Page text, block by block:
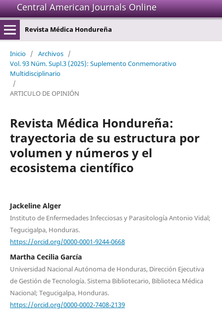
Central American Journals Online
Revista Médica Hondureña
Inicio / Archivos /
Vol. 93 Núm. Supl.3 (2025): Suplemento Conmemorativo
Multidisciplinario
/
ARTICULO DE OPINIÓN
Revista Médica Hondureña:
trayectoria de su estructura por
volumen y números y el
ecosistema científico
Jackeline Alger
Instituto de Enfermedades Infecciosas y Parasitología Antonio Vidal;
Tegucigalpa, Honduras.
https://orcid.org/0000-0001-9244-0668
Martha Cecilia García
Universidad Nacional Autónoma de Honduras, Dirección Ejecutiva
de Gestión de Tecnología. Sistema Bibliotecario, Biblioteca Médica
Nacional; Tegucigalpa, Honduras.
https://orcid.org/0000-0002-7408-2139